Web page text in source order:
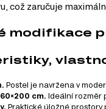
což zaručuje
modifikace
Postel je navržena v
cm. Ideální rozměr
Praktické úložné prostory